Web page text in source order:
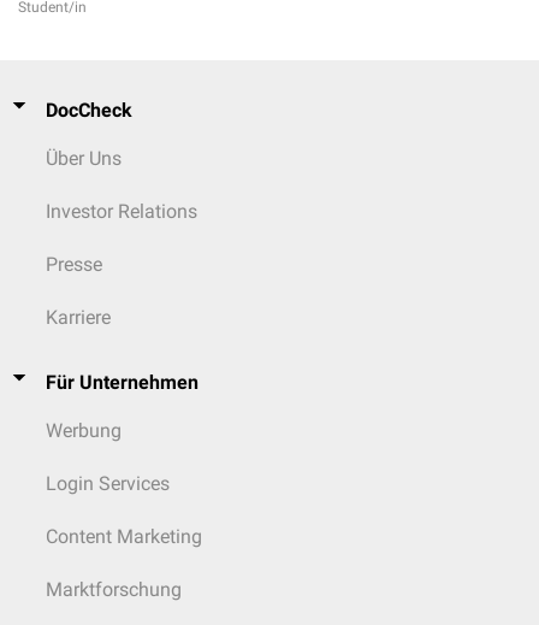
Student/in
DocCheck
Über Uns
Investor Relations
Presse
Karriere
Für Unternehmen
Werbung
Login Services
Content Marketing
Marktforschung